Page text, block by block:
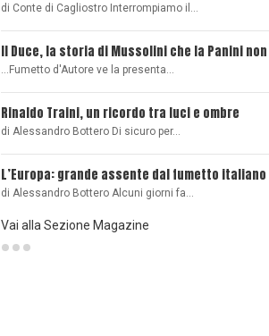
di Conte di Cagliostro Interrompiamo il…
Il Duce, la storia di Mussolini che la Panini
...Fumetto d'Autore ve la presenta…
Rinaldo Traini, un ricordo tra luci e ombre
di Alessandro Bottero Di sicuro per…
L’Europa: grande assente dal fumetto
di Alessandro Bottero Alcuni giorni fa…
Vai alla Sezione Magazine